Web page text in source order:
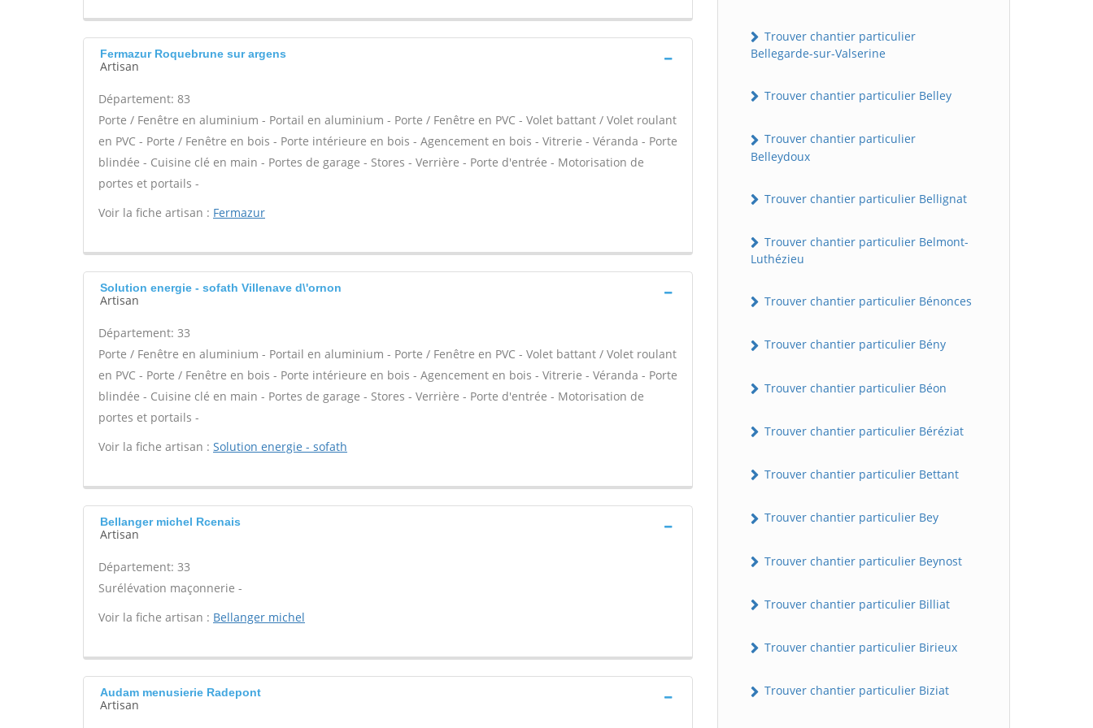
Fermazur Roquebrune sur argens
Artisan
Département: 83
Porte / Fenêtre en aluminium - Portail en aluminium - Porte / Fenêtre en PVC - Volet battant / Volet roulant
en PVC - Porte / Fenêtre en bois - Porte intérieure en bois - Agencement en bois - Vitrerie - Véranda - Porte
blindée - Cuisine clé en main - Portes de garage - Stores - Verrière - Porte d'entrée - Motorisation de
portes et portails -
Voir la fiche artisan : Fermazur
Solution energie - sofath Villenave d\'ornon
Artisan
Département: 33
Porte / Fenêtre en aluminium - Portail en aluminium - Porte / Fenêtre en PVC - Volet battant / Volet roulant
en PVC - Porte / Fenêtre en bois - Porte intérieure en bois - Agencement en bois - Vitrerie - Véranda - Porte
blindée - Cuisine clé en main - Portes de garage - Stores - Verrière - Porte d'entrée - Motorisation de
portes et portails -
Voir la fiche artisan : Solution energie - sofath
Bellanger michel Rcenais
Artisan
Département: 33
Surélévation maçonnerie -
Voir la fiche artisan : Bellanger michel
Audam menusierie Radepont
Artisan
Trouver chantier particulier
Bellegarde-sur-Valserine
Trouver chantier particulier Belley
Trouver chantier particulier
Belleydoux
Trouver chantier particulier Bellignat
Trouver chantier particulier Belmont-
Luthézieu
Trouver chantier particulier Bénonces
Trouver chantier particulier Bény
Trouver chantier particulier Béon
Trouver chantier particulier Béréziat
Trouver chantier particulier Bettant
Trouver chantier particulier Bey
Trouver chantier particulier Beynost
Trouver chantier particulier Billiat
Trouver chantier particulier Birieux
Trouver chantier particulier Biziat